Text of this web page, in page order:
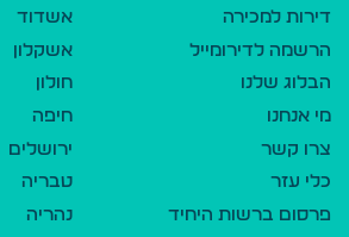
דירות למכירה
הרשמה לדירומייל
הבלוג שלנו
מי אנחנו
צרו קשר
כלי עזר
פרסום ברשות היחיד
אשדוד
אשקלון
חולון
חיפה
ירושלים
טבריה
נהריה